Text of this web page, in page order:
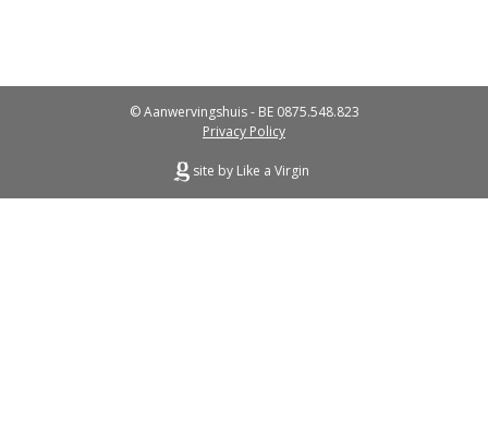
© Aanwervingshuis - BE 0875.548.823
Privacy Policy
site by Like a Virgin